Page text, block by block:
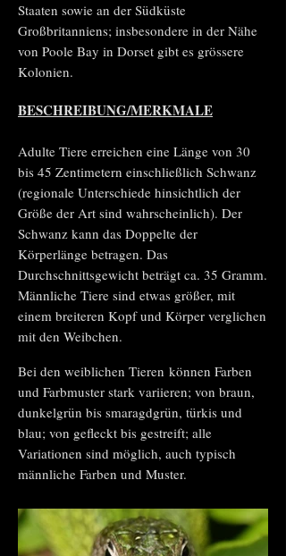
Staaten sowie an der Südküste
Großbritanniens; insbesondere in der Nähe
von Poole Bay in Dorset gibt es grössere
Kolonien.
BESCHREIBUNG/MERKMALE
Adulte Tiere erreichen eine Länge von 30
bis 45 Zentimetern einschließlich Schwanz
(regionale Unterschiede hinsichtlich der
Größe der Art sind wahrscheinlich). Der
Schwanz kann das Doppelte der
Körperlänge betragen. Das
Durchschnittsgewicht beträgt ca. 35 Gramm.
Männliche Tiere sind etwas größer, mit
einem breiteren Kopf und Körper verglichen
mit den Weibchen.
Bei den weiblichen Tieren können Farben
und Farbmuster stark variieren; von braun,
dunkelgrün bis smaragdgrün, türkis und
blau; von gefleckt bis gestreift; alle
Variationen sind möglich, auch typisch
männliche Farben und Muster.